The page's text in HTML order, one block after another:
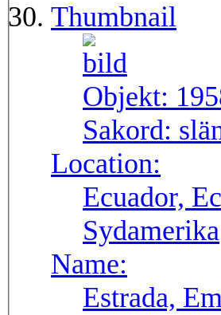
Thumbnail
Objekt:
Sakord:
Location:
Ecuador,
Sydamerika
Name:
Estrada,